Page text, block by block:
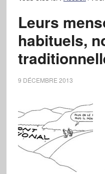
Leurs
habituels,
9 DÉCEMBRE 2013